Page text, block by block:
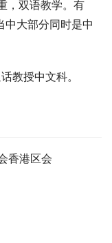
，双语教学。有
中大部分同时是中
教授中文科。
香港区会